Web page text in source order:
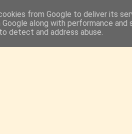
from Google to deliver its
Google along with performance
detect and address abuse.